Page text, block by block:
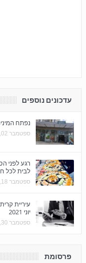
עדכונים נוספים
נפתח
ספטמבר 02, 2020
רגע לפני
לבית לכל
ספטמבר 18, 2020
עיריית
יוני 2021
ספטמבר 30, 2020
פרסומת